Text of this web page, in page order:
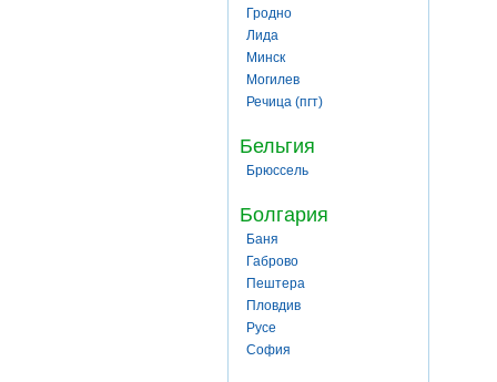
Гродно
Лида
Минск
Могилев
Речица (пгт)
Бельгия
Брюссель
Болгария
Баня
Габрово
Пештера
Пловдив
Русе
София